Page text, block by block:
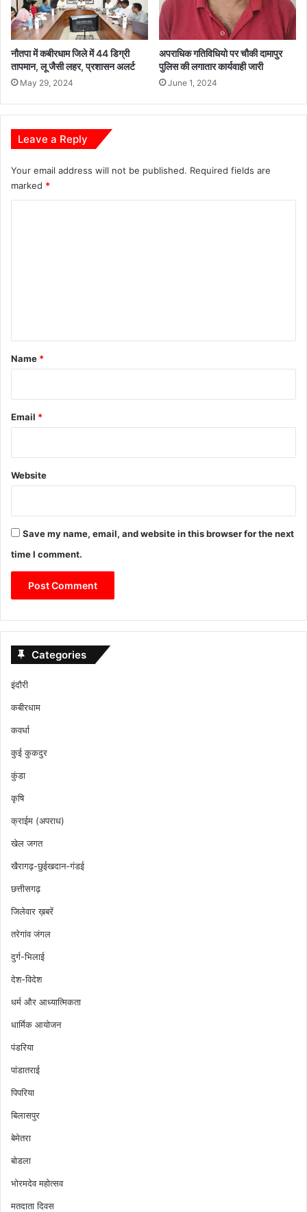
नौतपा में कबीरधाम जिले में 44 डिग्री
तापमान, लू जैसी लहर, प्रशासन अलर्ट
May 29, 2024
अपराधिक गतिविधियो पर चौकी दामापुर
पुलिस की लगातार कार्यवाही जारी
June 1, 2024
Leave a Reply
Your email address will not be published. Required fields are
marked *
*
Name *
Email *
Website
Save my name, email, and website in this browser for the next
time I comment.
Categories
इंदौरी
कबीरधाम
कवर्धा
कुई कुकदुर
कुंडा
कृषि
क्राईम (अपराध)
खेल जगत
खैरागढ़-छुईखदान-गंडई
छत्तीसगढ़
जिलेवार ख़बरें
तरेगांव जंगल
दुर्ग-भिलाई
देश-विदेश
धर्म और आध्यात्मिकता
धार्मिक आयोजन
पंडरिया
पांडातराई
पिपरिया
बिलासपुर
बेमेतरा
बोडला
भोरमदेव महोत्सव
मतदाता दिवस